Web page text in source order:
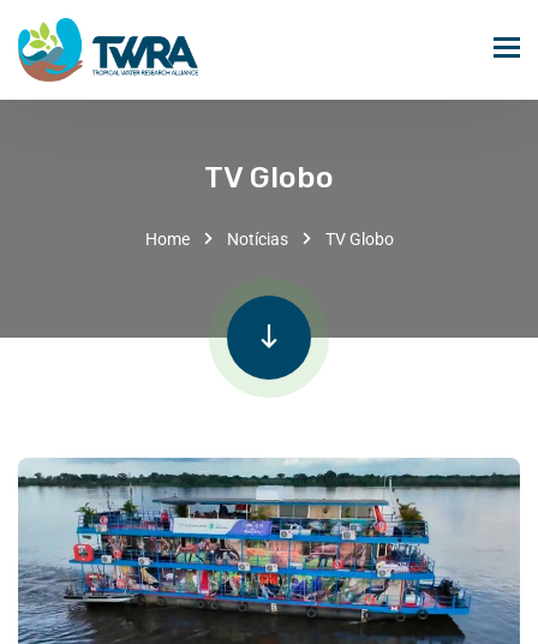
TV Globo
Home Notícias TV Globo